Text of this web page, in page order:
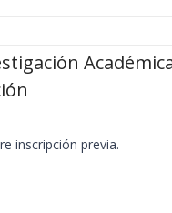
inscripción previa.